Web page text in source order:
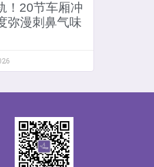
！20节车厢冲
弥漫刺鼻气味